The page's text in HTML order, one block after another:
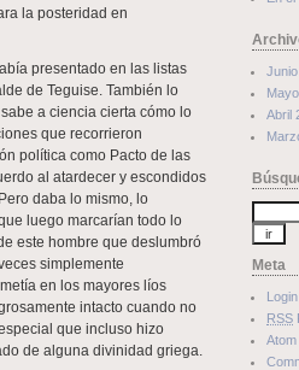
la posteridad en
presentado en las listas
de Teguise. También lo
a ciencia cierta cómo lo
que recorrieron
política como Pacto de las
al atardecer y escondidos
daba lo mismo, lo
luego marcarían todo lo
este hombre que deslumbró
simplemente
en los mayores líos
intacto cuando no
que incluso hizo
de alguna divinidad griega.
Abril
Meta
Login
RSS
Atom